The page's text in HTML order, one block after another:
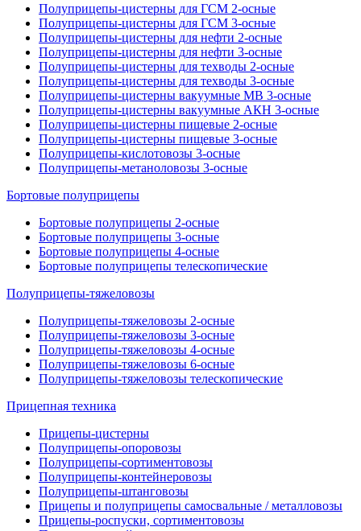
Полуприцепы-цистерны для ГСМ 2-осные
Полуприцепы-цистерны для ГСМ 3-осные
Полуприцепы-цистерны для нефти 2-осные
Полуприцепы-цистерны для нефти 3-осные
Полуприцепы-цистерны для техводы 2-осные
Полуприцепы-цистерны для техводы 3-осные
Полуприцепы-цистерны вакуумные МВ 3-осные
Полуприцепы-цистерны вакуумные АКН 3-осные
Полуприцепы-цистерны пищевые 2-осные
Полуприцепы-цистерны пищевые 3-осные
Полуприцепы-кислотовозы 3-осные
Полуприцепы-метаноловозы 3-осные
Бортовые полуприцепы
Бортовые полуприцепы 2-осные
Бортовые полуприцепы 3-осные
Бортовые полуприцепы 4-осные
Бортовые полуприцепы телескопические
Полуприцепы-тяжеловозы
Полуприцепы-тяжеловозы 2-осные
Полуприцепы-тяжеловозы 3-осные
Полуприцепы-тяжеловозы 4-осные
Полуприцепы-тяжеловозы 6-осные
Полуприцепы-тяжеловозы телескопические
Прицепная техника
Прицепы-цистерны
Полуприцепы-опоровозы
Полуприцепы-сортиментовозы
Полуприцепы-контейнеровозы
Полуприцепы-штанговозы
Прицепы и полуприцепы самосвальные / металловозы
Прицепы-роспуски, сортиментовозы